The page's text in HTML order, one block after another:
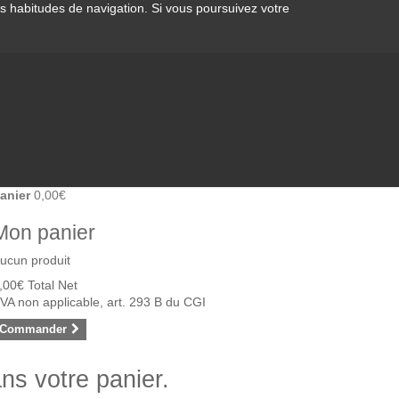
habitudes de navigation. Si vous poursuivez votre
0,00€
panier
produit
Total Net
non applicable, art. 293 B du CGI
Commander
votre panier.